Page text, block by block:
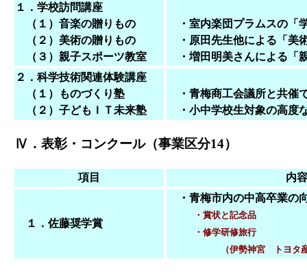
１．学校訪問講座
（１）音楽の贈りもの
（２）美術の贈りもの
（３）親子スポーツ教室
・室内楽団プラムスの「
・原田先生他による「美
・増田明美さんによる「
２．科学技術関連体験講座
（１）ものづくり塾
（２）子どもＩＴ未来塾
・青梅商工会議所と共催
・小中学校生対象の高度
Ⅳ．表彰・コンクール（事業区分14）
項目 内
１．佐藤奨学賞
・青梅市内の中高卒業の
・賞状と記念品
・修学研修旅行
（伊勢神宮 トヨタ産業